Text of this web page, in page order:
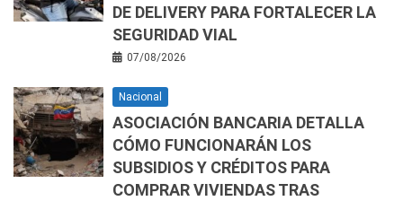
DE DELIVERY PARA FORTALECER LA
SEGURIDAD VIAL
07/08/2026
Nacional
ASOCIACIÓN BANCARIA DETALLA
CÓMO FUNCIONARÁN LOS
SUBSIDIOS Y CRÉDITOS PARA
COMPRAR VIVIENDAS TRAS